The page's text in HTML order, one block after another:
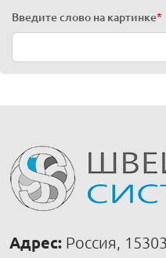
Введите слово на картинке*
Адрес: Россия,